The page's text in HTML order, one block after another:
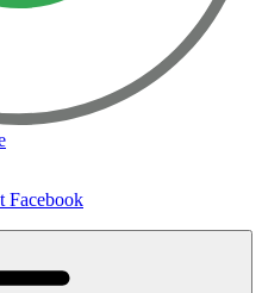
Facebook